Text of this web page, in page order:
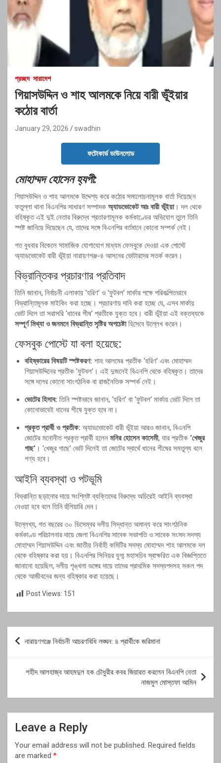
প্রচ্ছদ সারাদেশ
গিয়াসউদ্দিন ও শাহ আলমকে নিয়ে বারী ভূঁইয়ার
কঠোর বার্তা
January 29, 2026 swadhin
ফটোকার্ড ডাউনলোড
মোহাম্মদ হোসেন হ্যপী:
গিয়াসউদ্দিন ও শাহ আলমকে উদ্দেশ্য করে কঠোর সমালোচনামূলক বার্তা দিয়েছেন
ফতুল্লা থানা বিএনপির সাধারণ সম্পাদক অ্যাডভোকেট আঃ বারী ভূঁইয়া। দল থেকে
বহিষ্কৃত এই দুই নেতার বিরুদ্ধে প্রতারণামূলক কর্মকাণ্ডের অভিযোগ তুলে তিনি
স্পষ্ট জানিয়ে দিয়েছেন যে, তাদের সঙ্গে বিএনপির বর্তমানে কোনো সম্পর্ক নেই।
গত বুধবার বিকেলে সামাজিক যোগাযোগ মাধ্যম ফেসবুকে দেওয়া এক পোস্টে
অ্যাডভোকেট বারী ভূঁইয়া নারায়ণগঞ্জ-৪ আসনের ভোটারদের সতর্ক করেন।
বিভ্রান্তিকর প্রচারণার প্রতিবাদ
তিনি জানান, নির্বাচনী এলাকায় ‘হরিণ’ ও ‘ফুটবল’ মার্কার পক্ষে পরিকল্পিতভাবে
বিভ্রান্তিমূলক মাইকিং করা হচ্ছে। প্রচারণায় দাবি করা হচ্ছে যে, এসব মার্কায়
ভোট দিলে তা সরাসরি ‘ধানের শীষ’ প্রতীকে যুক্ত হবে। বারী ভূঁইয়া এই বক্তব্যকে
সম্পূর্ণ মিথ্যা ও জনমনে বিভ্রান্তি সৃষ্টির অপচেষ্টাহিসেবে উল্লেখ করেন।
ফেসবুক পোস্টে যা বলা হয়েছে:
বহিষ্কারের বিষয়টি স্পষ্টকরণ: শাহ আলমের প্রতীক ‘হরিণ’ এবং মোহাম্মদ
গিয়াসউদ্দিনের প্রতীক ‘ফুটবল’। এই দুজনেই বিএনপি থেকে বহিষ্কৃত। তাদের
সঙ্গে দলের কোনো সাংগঠনিক বা রাজনৈতিক সম্পর্ক নেই।
ভোটের হিসাব: তিনি স্পষ্টভাবে জানান, ‘হরিণ’ বা ‘ফুটবল’ মার্কায় ভোট দিলে তা
কোনোভাবেই ধানের শীষে যুক্ত হবে না।
প্রকৃত প্রার্থী ও প্রতীক: অ্যাডভোকেট বারী ভূঁইয়া আরও জানান, বিএনপি
জোটের মনোনীত প্রকৃত প্রার্থী হলেন মনির হোসেন কাসেমী, যার প্রতীক ‘খেজুর
গাছ’ । ‘খেজুর গাছে’ ভোট দিলেই তা জোটের স্বার্থে ধানের শীষের সমতুল্য বলে
গণ্য হবে।
আইনি ব্যবস্থা ও পটভূমি
বিভ্রান্তি ছড়ানোর দায়ে সংশ্লিষ্ট ব্যক্তিদের বিরুদ্ধে অচিরেই আইনি ব্যবস্থা
নেওয়া হবে বলে তিনি হুঁশিয়ারি দেন।
উল্লেখ্য, গত বছরের ৩০ ডিসেম্বর দলীয় সিদ্ধান্ত অমান্য করে সাংগঠনিক
কর্মকাণ্ড পরিচালনার দায়ে জেলা বিএনপির সাবেক সভাপতি ও সাবেক সংসদ সদস্য
মোহাম্মদ গিয়াসউদ্দিন এবং জাতীয় নির্বাহী কমিটির সদস্য মোহাম্মদ শাহ আলমকে দল
থেকে বহিষ্কার করা হয়। বিএনপির সিনিয়র যুগ্ম মহাসচিব স্বাক্ষরিত এক বিজ্ঞপ্তিতে
জানানো হয়েছিল, দলীয় শৃঙ্খলা ভঙ্গের দায়ে তাদের প্রাথমিক সদস্যপদসহ সকল পদ
থেকে আজীবনের জন্য বহিষ্কার করা হয়েছে।
Post Views: 151
Post
নারায়ণগঞ্জে নির্বাচনী আচরণবিধি লঙ্ঘন: ৪ প্রার্থীকে জরিমানা
শহীদ আলহাজ্ব আহমদুল হক চৌধুরীর কবর জিয়ারত করলেন বিএনপি নেতা
নাজমুল মোস্তফা আমিন
Leave a Reply
Your email address will not be published. Required fields
are marked *